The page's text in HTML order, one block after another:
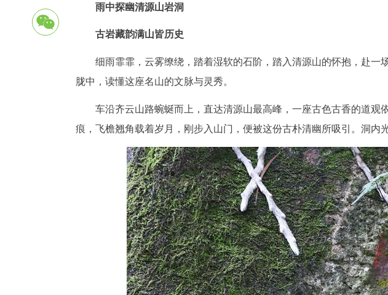
雨中探幽清源山岩洞
古岩藏韵满山皆历史
细雨霏霏，云雾缭绕，踏着湿软的石阶，踏入清源山的怀抱，赴一
胧中，读懂这座名山的文脉与灵秀。
车沿齐云山路蜿蜒而上，直达清源山最高峰，一座古色古香的道
痕，飞檐翘角载着岁月，刚步入山门，便被这份古朴清幽所吸引。洞内